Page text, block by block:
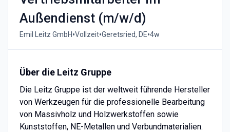
Außendienst (m/w/d)
Emil Leitz GmbH•Vollzeit•Geretsried, DE•4w
Über die Leitz Gruppe
Die Leitz Gruppe ist der weltweit führende Hersteller
von Werkzeugen für die professionelle Bearbeitung
von Massivholz und Holzwerkstoffen sowie
Kunststoffen, NE-Metallen und Verbundmaterialien.